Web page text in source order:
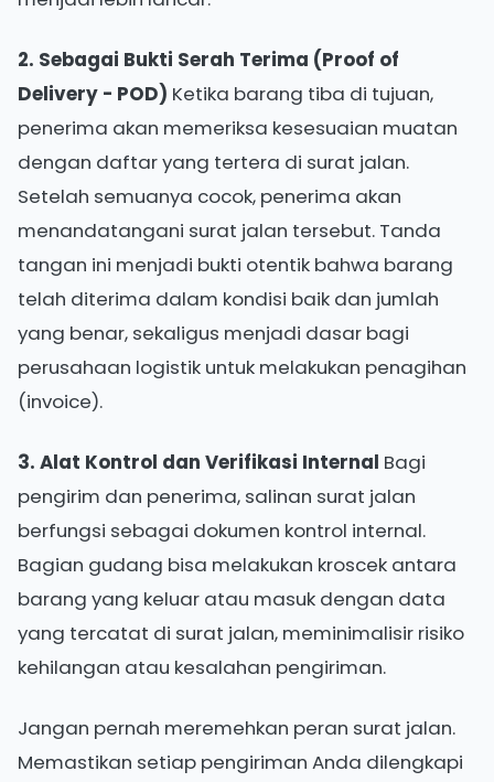
2. Sebagai Bukti Serah Terima (Proof of
Delivery - POD) Ketika barang tiba di tujuan,
penerima akan memeriksa kesesuaian muatan
dengan daftar yang tertera di surat jalan.
Setelah semuanya cocok, penerima akan
menandatangani surat jalan tersebut. Tanda
tangan ini menjadi bukti otentik bahwa barang
telah diterima dalam kondisi baik dan jumlah
yang benar, sekaligus menjadi dasar bagi
perusahaan logistik untuk melakukan penagihan
(invoice).
3. Alat Kontrol dan Verifikasi Internal Bagi
pengirim dan penerima, salinan surat jalan
berfungsi sebagai dokumen kontrol internal.
Bagian gudang bisa melakukan kroscek antara
barang yang keluar atau masuk dengan data
yang tercatat di surat jalan, meminimalisir risiko
kehilangan atau kesalahan pengiriman.
Jangan pernah meremehkan peran surat jalan.
Memastikan setiap pengiriman Anda dilengkapi